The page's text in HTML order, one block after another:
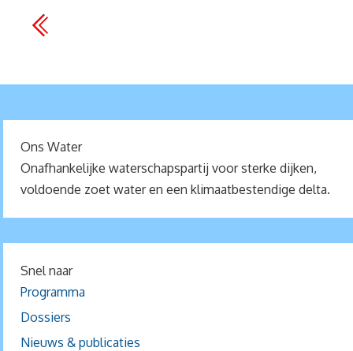
Ons Water
Onafhankelijke waterschapspartij voor sterke dijken,
voldoende zoet water en een klimaatbestendige delta.
Snel naar
Programma
Dossiers
Nieuws & publicaties